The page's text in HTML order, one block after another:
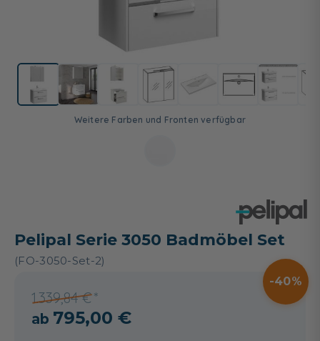
Pelipal Serie 3050 Badmöbel Set
(FO-3050-Set-2)
1.339,84 €
40
795,00 €